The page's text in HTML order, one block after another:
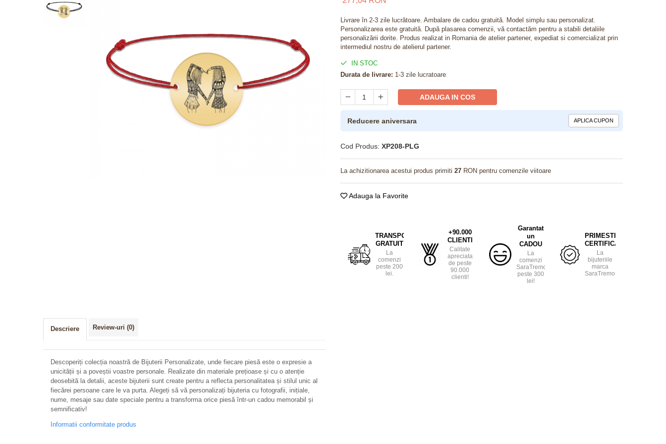
Bijuterii pentru barbati
Livrare în 2-3 zile lucrătoare. Ambalare de cadou gratuită. Model simplu sau personalizat.
Personalizarea este gratuită. După plasarea comenzii, vă contactăm pentru a stabili detaliile
personalizării dorite. Produs realizat in Romania de atelier partener, expediat si comercializat prin
intermediul nostru de atelierul partener.
IN STOC
Durata de livrare: 1-3 zile lucratoare
ADAUGA IN COS
Reducere aniversara APLICA CUPON
Cod Produs: XP208-PLG
La achizitionarea acestui produs primiti 27 RON pentru comenzile viitoare
Adauga la Favorite
TRANSPORT
GRATUIT
La
comenzi
peste 200
lei.
+90.000
CLIENTI
Calitate
apreciata
de peste
90.000
clienti!
Garantat
un
CADOU
La
comenzi
SaraTremo
peste 300
lei!
PRIMESTI
CERTIFICAT
La
bijuteriile
marca
SaraTremo.
Descriere Review-uri (0)
Descoperiți colecția noastră de Bijuterii Personalizate, unde fiecare piesă este o expresie a
unicității și a poveștii voastre personale. Realizate din materiale prețioase și cu o atenție
deosebită la detalii, aceste bijuterii sunt create pentru a reflecta personalitatea și stilul unic al
fiecărei persoane care le va purta. Alegeți să vă personalizați bijuteria cu fotografii, inițiale,
nume, mesaje sau date speciale pentru a transforma orice piesă într-un cadou memorabil și
semnificativ!
Informatii conformitate produs